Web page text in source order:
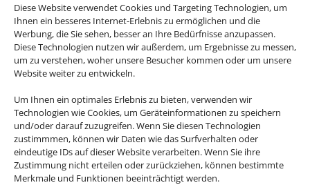
Diese Website verwendet Cookies und Targeting Technologien, um
Ihnen ein besseres Internet-Erlebnis zu ermöglichen und die
Werbung, die Sie sehen, besser an Ihre Bedürfnisse anzupassen.
Diese Technologien nutzen wir außerdem, um Ergebnisse zu messen,
um zu verstehen, woher unsere Besucher kommen oder um unsere
Website weiter zu entwickeln.
Um Ihnen ein optimales Erlebnis zu bieten, verwenden wir
Technologien wie Cookies, um Geräteinformationen zu speichern
und/oder darauf zuzugreifen. Wenn Sie diesen Technologien
zustimmmen, können wir Daten wie das Surfverhalten oder
eindeutige IDs auf dieser Website verarbeiten. Wenn Sie ihre
Zustimmung nicht erteilen oder zurückziehen, können bestimmte
Merkmale und Funktionen beeinträchtigt werden.
Hotel und Bahn